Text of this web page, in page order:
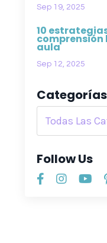
Sep 19, 2025
10
comprensión
aula
Sep 12, 2025
Categorías
Follow Us